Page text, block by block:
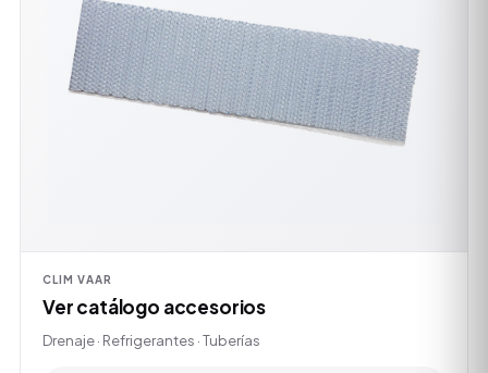
CLIM VAAR
Ver catálogo accesorios
Drenaje · Refrigerantes · Tuberías